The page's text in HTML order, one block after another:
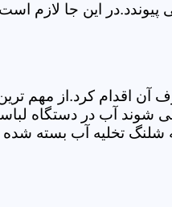
این جا لازم
اقدام کرد.از مهم
شوند آب در دستگاه
تخلیه آب بسته